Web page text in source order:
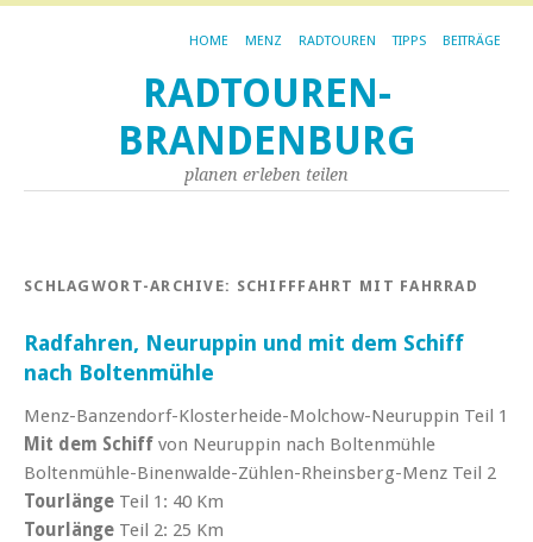
HOME MENZ RADTOUREN TIPPS BEITRÄGE
RADTOUREN-
BRANDENBURG
planen erleben teilen
SCHLAGWORT-ARCHIVE: SCHIFFFAHRT MIT FAHRRAD
Radfahren, Neuruppin und mit dem Schiff
nach Boltenmühle
Menz-Banzendorf-Klosterheide-Molchow-Neuruppin Teil 1
Mit dem Schiff von Neuruppin nach Boltenmühle
Boltenmühle-Binenwalde-Zühlen-Rheinsberg-Menz Teil 2
Tourlänge Teil 1: 40 Km
Tourlänge Teil 2: 25 Km